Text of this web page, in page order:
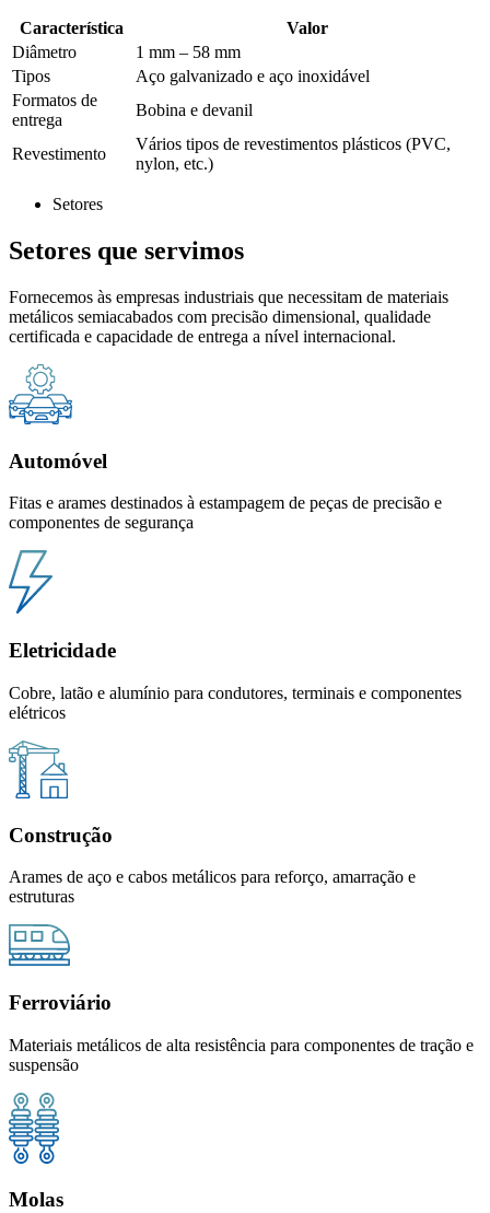
Característica
Valor
Diâmetro
1 mm – 58 mm
Tipos
Aço galvanizado e aço inoxidável
Formatos de
entrega
Bobina e devanil
Revestimento
Vários tipos de revestimentos plásticos (PVC,
nylon, etc.)
Setores
Setores que servimos
Fornecemos às empresas industriais que necessitam de materiais
metálicos semiacabados com precisão dimensional, qualidade
certificada e capacidade de entrega a nível internacional.
Automóvel
Fitas e arames destinados à estampagem de peças de precisão e
componentes de segurança
Eletricidade
Cobre, latão e alumínio para condutores, terminais e componentes
elétricos
Construção
Arames de aço e cabos metálicos para reforço, amarração e
estruturas
Ferroviário
Materiais metálicos de alta resistência para componentes de tração e
suspensão
Molas